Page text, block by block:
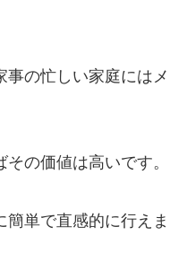
の忙しい家庭にはメ
の価値は高いです。
単で直感的に行えま